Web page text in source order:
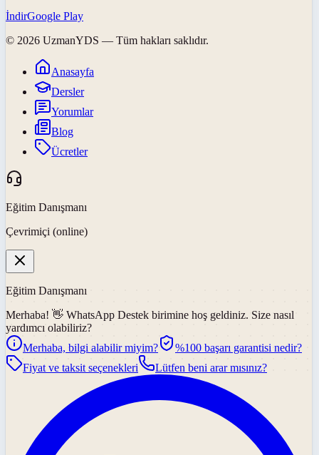
İndirGoogle Play
© 2026 UzmanYDS — Tüm hakları saklıdır.
Anasayfa
Dersler
Yorumlar
Blog
Ücretler
Eğitim Danışmanı
Çevrimiçi (online)
Eğitim Danışmanı
Merhaba! 👋 WhatsApp Destek birimine hoş geldiniz. Size nasıl
yardımcı olabiliriz?
Merhaba, bilgi alabilir miyim?
%100 başarı garantisi nedir?
Fiyat ve taksit seçenekleri
Lütfen beni arar mısınız?